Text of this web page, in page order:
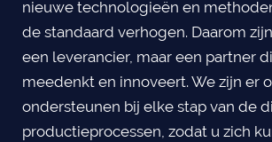
nieuwe technologieën en
de standaard verhogen. Daarom
een leverancier, maar een partner
meedenkt en innoveert. We zijn er
ondersteunen bij elke stap van de
productieprocessen, zodat u zich